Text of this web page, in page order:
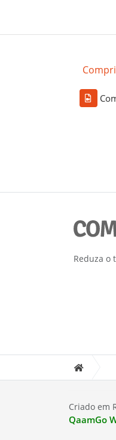
Reduza o
Criado em
QaamGo